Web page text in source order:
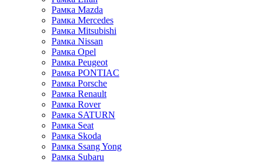
Рамка Mazda
Рамка Mercedes
Рамка Mitsubishi
Рамка Nissan
Рамка Opel
Рамка Peugeot
Рамка PONTIAC
Рамка Porsche
Рамка Renault
Рамка Rover
Рамка SATURN
Рамка Seat
Рамка Skoda
Рамка Ssang Yong
Рамка Subaru